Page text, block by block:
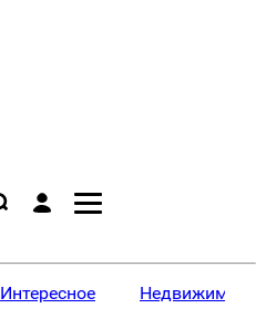
Интересное